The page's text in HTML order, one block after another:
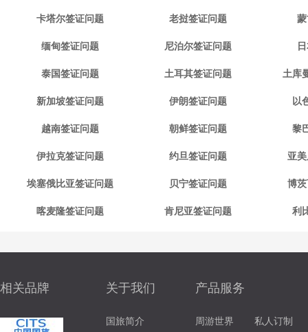
卡塔尔签证问题 老挝签证问题
缅甸签证问题 尼泊尔签证问题
泰国签证问题 土耳其签证问题 土库
新加坡签证问题 伊朗签证问题 以
越南签证问题 朝鲜签证问题 黎
伊拉克签证问题 约旦签证问题 亚
埃塞俄比亚签证问题 贝宁签证问题 博
喀麦隆签证问题 肯尼亚签证问题 利
相关品牌 关于我们
国旅简介
产品服务
周游世界 私人订制